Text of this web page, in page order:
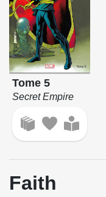
Tome 5
Secret Empire
Faith